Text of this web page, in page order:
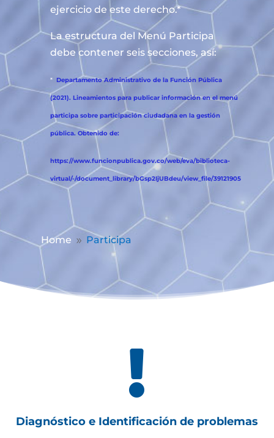
ejercicio de este derecho.*
La estructura del Menú Participa
debe contener seis secciones, así:
* Departamento Administrativo de la Función Pública
(2021). Lineamientos para publicar información en el menú
participa sobre participación ciudadana en la gestión
pública. Obtenido de:
https://www.funcionpublica.gov.co/web/eva/biblioteca-
virtual/-/document_library/bGsp2IjUBdeu/view_file/39121905
Home 9 Participa

Diagnóstico e Identificación de problemas